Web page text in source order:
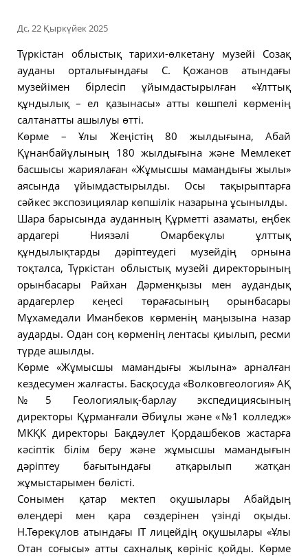
Дс, 22 Қыркүйек 2025
Түркістан облыстық тарихи-өлкетану музейі Созақ
ауданы орталығындағы С. Қожанов атындағы
музейімен бірлесіп ұйымдастырылған «Ұлттық
құндылық – ел қазынасы» атты көшпелі көрменің
салтанатты ашылуы өтті.
Көрме – Ұлы Жеңістің 80 жылдығына, Абай
Құнанбайұлының 180 жылдығына және Мемлекет
басшысы жариялаған «Жұмысшы мамандығы жылы»
аясында ұйымдастырылды. Осы тақырыптарға
сәйкес экспозициялар көпшілік назарына ұсынылды.
Шара барысында ауданның Құрметті азаматы, еңбек
ардагері Ниязәлі Омарбекұлы ұлттық
құндылықтарды дәріптеудегі музейдің орнына
тоқталса, Түркістан облыстық музейі директорының
орынбасары Райхан Дәрменқызы мен аудандық
ардагерлер кеңесі төрағасының орынбасары
Мұхамедали Иманбеков көрменің маңызына назар
аударды. Одан соң көрменің лентасы қиылып, ресми
түрде ашылды.
Көрме «Жұмысшы мамандығы жылына» арналған
кездесумен жалғасты. Басқосуда «Волковгеология» АҚ
№5 Геологиялық-барлау экспедициясының
директоры Құрманғали Әбиұлы және «№1 колледж»
МКҚК директоры Бақдәулет Қордашбеков жастарға
кәсіптік білім беру және жұмысшы мамандығын
дәріптеу бағытындағы атқарылып жатқан
жұмыстарымен бөлісті.
Сонымен қатар мектеп оқушылары Абайдың
өлеңдері мен қара сөздерінен үзінді оқыды.
Н.Төрекұлов атындағы IT лицейдің оқушылары «Ұлы
Отан соғысы» атты сахналық көрініс қойды. Көрме